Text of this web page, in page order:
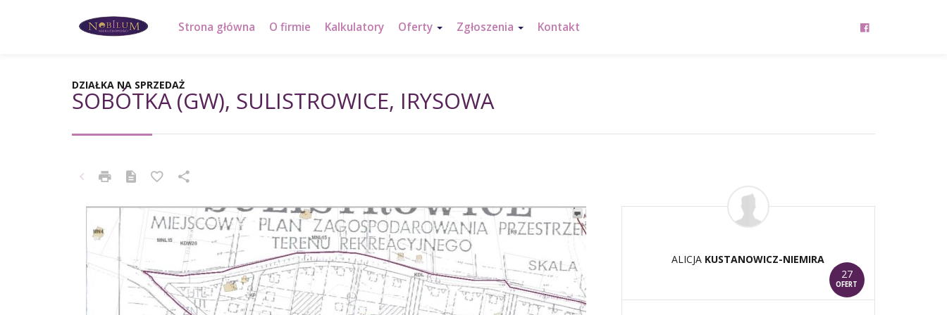
Strona główna O firmie Kalkulatory Oferty Zgłoszenia Kontakt
SOBÓTKA (GW), SULISTROWICE, IRYSOWA
DZIAŁKA NA SPRZEDAŻ
27
OFERT
ALICJA KUSTANOWICZ-NIEMIRA